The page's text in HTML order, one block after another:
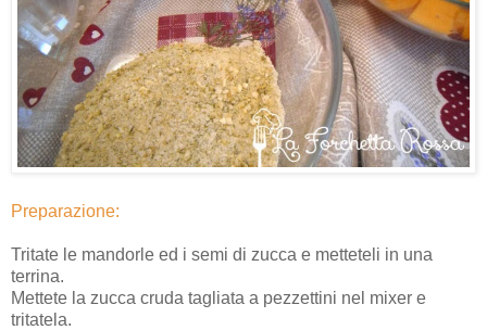
Preparazione:
Tritate le mandorle ed i semi di zucca e metteteli in una
terrina.
Mettete la zucca cruda tagliata a pezzettini nel mixer e
tritatela.